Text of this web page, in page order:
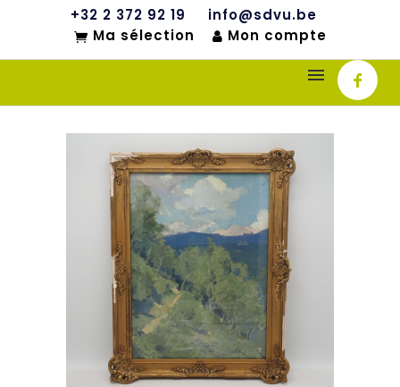
+32 2 372 92 19
info@sdvu.be
Ma sélection
Mon compte